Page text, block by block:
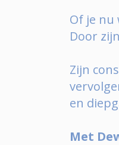
Of je nu
Door
Zijn
en
Met